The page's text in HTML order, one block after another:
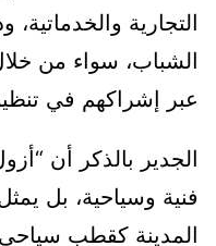
التجارية
الشباب، سواء من
عبر إشراكهم في
الجدير بالذكر أن
فنية وسياحية، بل
المدينة كقطب سياحي